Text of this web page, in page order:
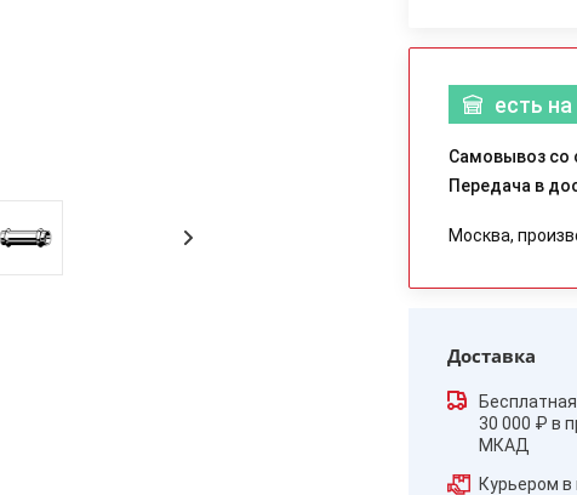
есть
Самовывоз со
Передача в
Москва,
Доставка
30 000 ₽ в
МКАД
Курьером в